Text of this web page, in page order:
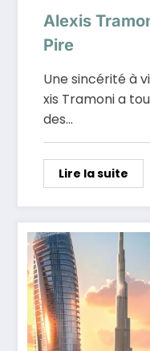
Alexis
Pire
Une sincérité à
xis Tramoni a
des…
Lire la suite